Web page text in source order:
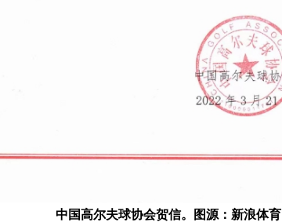
中国高尔夫球协会贺信。图源：新浪体育